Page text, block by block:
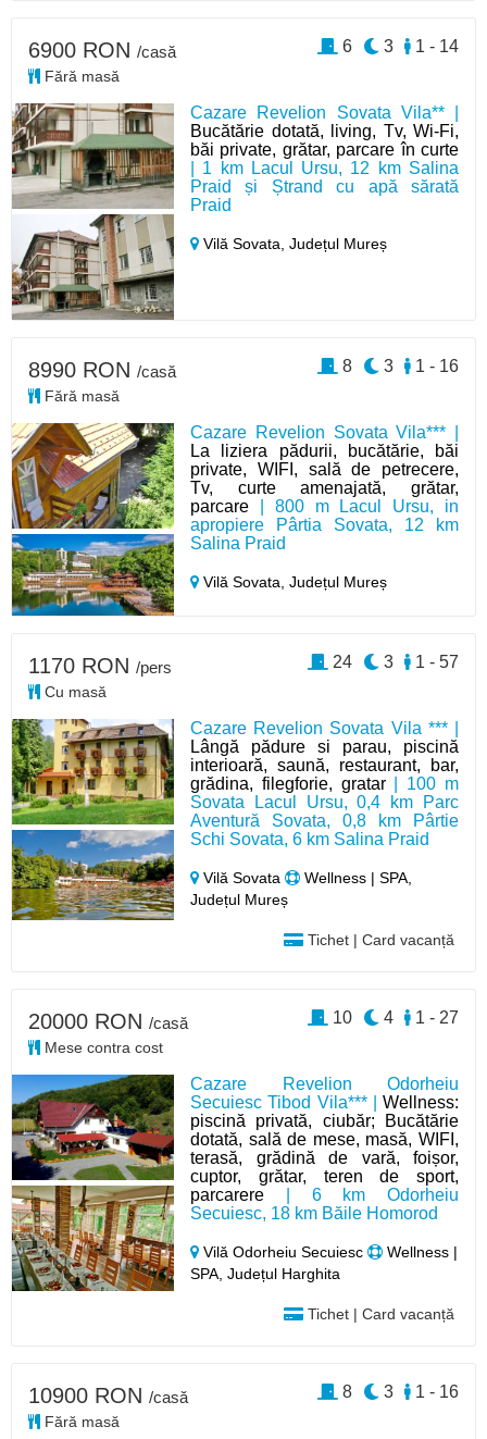
Cazare Revelion Sovata Vila** |
Bucătărie dotată, living, Tv, Wi-Fi,
băi private, grătar, parcare în curte
| 1 km Lacul Ursu, 12 km Salina
Praid și Ștrand cu apă sărată
Praid
Vilă Sovata,Județul Mureș
6900 RON /casă
Fără masă
1 - 14
3
6
Cazare Revelion Sovata Vila*** |
La liziera pădurii, bucătărie, băi
private, WIFI, sală de petrecere,
Tv, curte amenajată, grătar,
parcare | 800 m Lacul Ursu, in
apropiere Pârtia Sovata, 12 km
Salina Praid
Vilă Sovata,Județul Mureș
8990 RON /casă
Fără masă
1 - 16
3
8
Cazare Revelion Sovata Vila *** |
Lângă pădure si parau, piscină
interioară, saună, restaurant, bar,
grădina, filegforie, gratar| 100 m
Sovata Lacul Ursu, 0,4 km Parc
Aventură Sovata, 0,8 km Pârtie
Schi Sovata, 6 km Salina Praid
Vilă Sovata
Wellness | SPA,
Județul Mureș
Tichet | Card vacanță
1170 RON /pers
Cu masă
1 - 57
3
24
Cazare Revelion Odorheiu
Secuiesc Tibod Vila*** | Wellness:
piscină privată, ciubăr; Bucătărie
dotată, sală de mese, masă, WIFI,
terasă, grădină de vară, foișor,
cuptor, grătar, teren de sport,
parcarere | 6 km Odorheiu
Secuiesc, 18 km Băile Homorod
Vilă Odorheiu Secuiesc
Wellness |
SPA, Județul Harghita
Tichet | Card vacanță
20000 RON /casă
Mese contra cost
1 - 27
4
10
10900 RON /casă
Fără masă
1 - 16
3
8